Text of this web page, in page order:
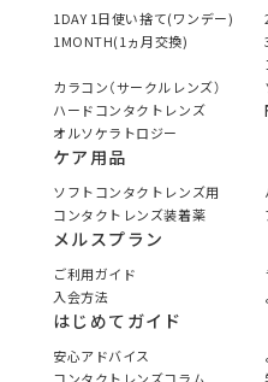
1DAY 1日使い捨て(ワンデー)
1MONTH(1ヵ月交換)
カラコン（サークルレンズ）
ハードコンタクトレンズ
オルソケラトロジー
ケア用品
ソフトコンタクトレンズ用
コンタクトレンズ装着薬
メルスプラン
ご利用ガイド
入会方法
はじめてガイド
安心アドバイス